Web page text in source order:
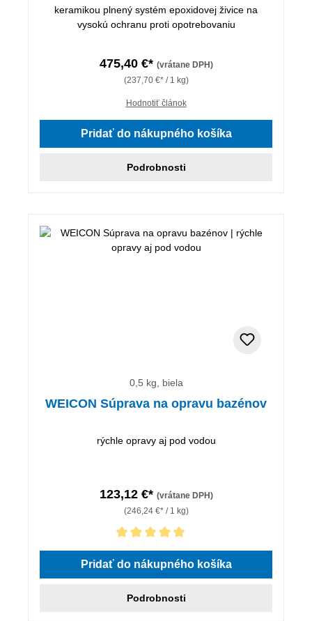
keramikou plnený systém epoxidovej živice na
vysokú ochranu proti opotrebovaniu
475,40 €* (vrátane DPH)
(237,70 €* / 1 kg)
Hodnotiť článok
Pridať do nákupného košíka
Podrobnosti
0,5 kg, biela
WEICON Súprava na opravu bazénov
rýchle opravy aj pod vodou
123,12 €* (vrátane DPH)
(246,24 €* / 1 kg)
Priemerné hodnotenie 5 z 5 hviezdičiek
Pridať do nákupného košíka
Podrobnosti